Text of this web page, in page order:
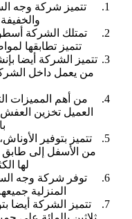
تتميز شركة وجه
تمتلك الشركة
تتميز تطابقها
تتميز الشركة أيضا
من يعمل داخل
من أهم المميزات
العميل تخزين
تتميز بتوفير
من الأسفل إلى طابق
لها
توفر شركة وجه
المنزلية
تتميز الشركة أيضا